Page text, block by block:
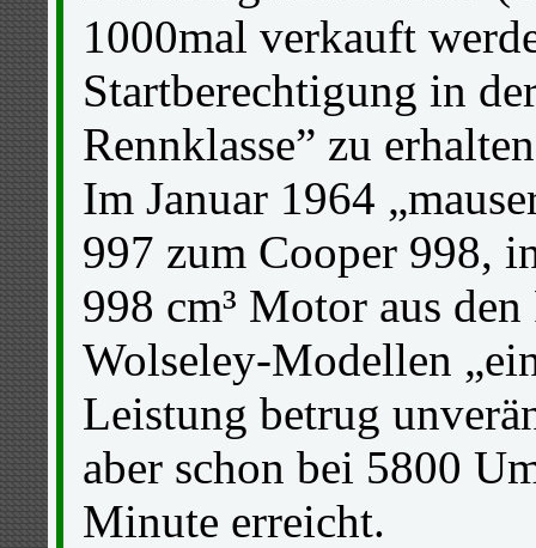
1000mal verkauft
Startberechtigung in
Rennklasse” zu
Im Januar 1964
997 zum Cooper 998,
998 cm³ Motor aus
Wolseley-Modellen
Leistung betrug
aber schon bei 5800
Minute erreicht.